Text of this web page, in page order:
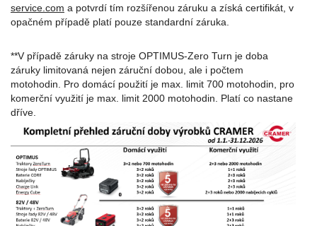
service.com a potvrdí tím rozšířenou záruku a získá certifikát, v
opačném případě platí pouze standardní záruka.
**V případě záruky na stroje OPTIMUS-Zero Turn je doba
záruky limitovaná nejen záruční dobou, ale i počtem
motohodin. Pro domácí použití je max. limit 700 motohodin, pro
komerční využití je max. limit 2000 motohodin. Platí co nastane
dříve.